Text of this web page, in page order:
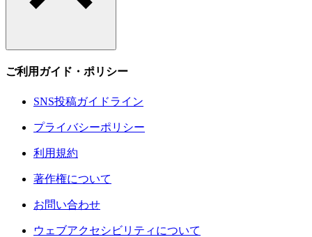
ご利用ガイド・ポリシー
SNS投稿ガイドライン
プライバシーポリシー
利用規約
著作権について
お問い合わせ
ウェブアクセシビリティについて